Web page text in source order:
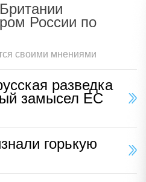
России по
своими мнениями
разведка
замысел ЕС
горькую